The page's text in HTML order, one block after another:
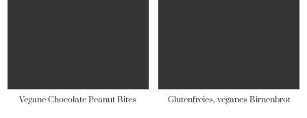
Vegane Chocolate Peanut Bites Glutenfreies, veganes Birnenbrot